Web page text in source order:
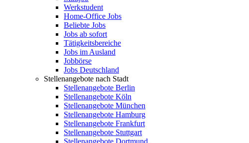
Werkstudent
Home-Office Jobs
Beliebte Jobs
Jobs ab sofort
Tätigkeitsbereiche
Jobs im Ausland
Jobbörse
Jobs Deutschland
Stellenangebote nach Stadt
Stellenangebote Berlin
Stellenangebote Köln
Stellenangebote München
Stellenangebote Hamburg
Stellenangebote Frankfurt
Stellenangebote Stuttgart
Stellenangebote Dortmund